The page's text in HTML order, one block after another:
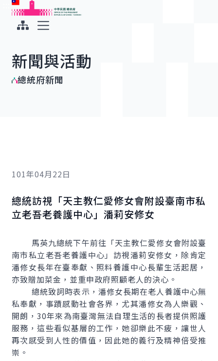
跳到主要內容
中華民國總統府
新聞與活動
總統府新聞
101年04月22日
總統訪視「天主教仁愛修女會附設臺南市私
立老吾老養護中心」潘莉安修女
馬英九總統下午前往「天主教仁愛修女會附設臺
南市私立老吾老養護中心」訪視潘莉安修女，除肯定
潘修女長年在臺奉獻、照料養護中心長輩生活起居，
亦致贈加菜金，並重申政府照顧老人的決心。
總統致詞時表示，潘修女長期在老人養護中心無
私奉獻，事蹟感動社會各界，尤其潘修女為人樂觀、
開朗，30年來為南臺灣無法自理生活的長者提供照護
服務，這些看似基層的工作，她卻樂此不疲，讓世人
再次感受到人性的價值，因此她的義行及精神倍受推
崇。